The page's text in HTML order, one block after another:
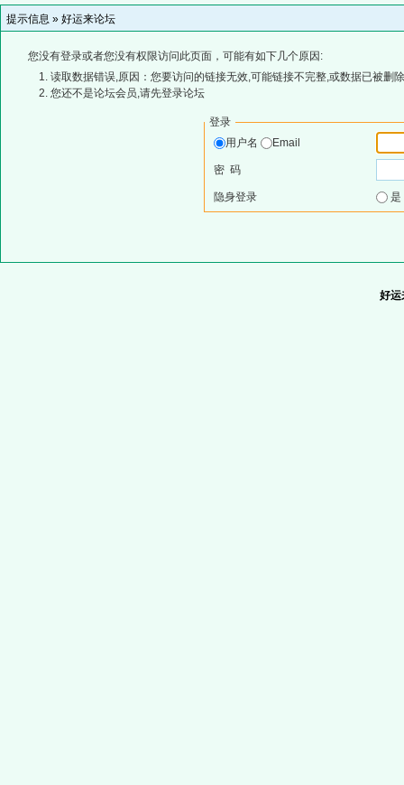
提示信息 » 好运来论坛
您没有登录或者您没有权限访问此页面，可能有如下几个原因:
读取数据错误,原因：您要访问的链接无效,可能链接不完整,或数据已被删
您还不是论坛会员,请先登录论坛
登录
用户名
Email
密 码
隐身登录
好